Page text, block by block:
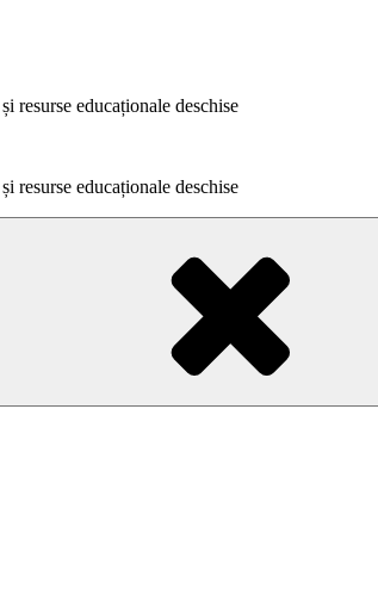
resurse educaționale deschise
resurse educaționale deschise